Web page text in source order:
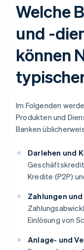
Welche
und -
können
Im Folgenden
Produkten und
Banken
Darlehen und
Kredite (P2P)
Zahlungen
Einlösung von
Anlage- und